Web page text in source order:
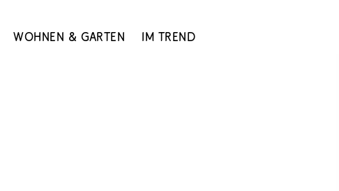
Wohnen & Garten Im Trend